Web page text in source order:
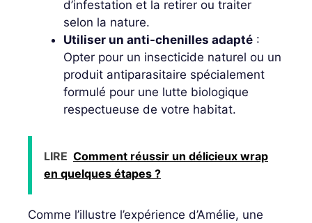
d’infestation et la retirer ou traiter
selon la nature.
Utiliser un anti-chenilles adapté :
Opter pour un insecticide naturel ou un
produit antiparasitaire spécialement
formulé pour une lutte biologique
respectueuse de votre habitat.
LIRE Comment réussir un délicieux wrap
en quelques étapes ?
Comme l’illustre l’expérience d’Amélie, une